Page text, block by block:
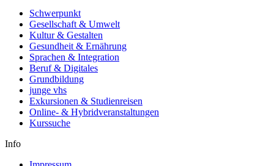
Schwerpunkt
Gesellschaft & Umwelt
Kultur & Gestalten
Gesundheit & Ernährung
Sprachen & Integration
Beruf & Digitales
Grundbildung
junge vhs
Exkursionen & Studienreisen
Online- & Hybridveranstaltungen
Kurssuche
Info